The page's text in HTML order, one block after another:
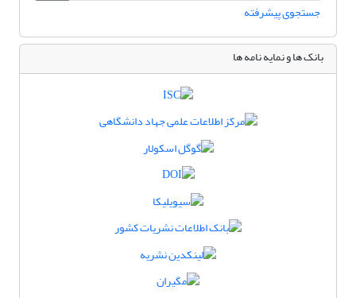
جستجوی پیشرفته
بانک ها و نمایه نامه ها